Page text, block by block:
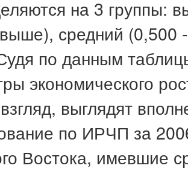
на 3 группы:
средний (0,500
по данным
экономического
выглядят
по ИРЧП за
Востока, имевшие